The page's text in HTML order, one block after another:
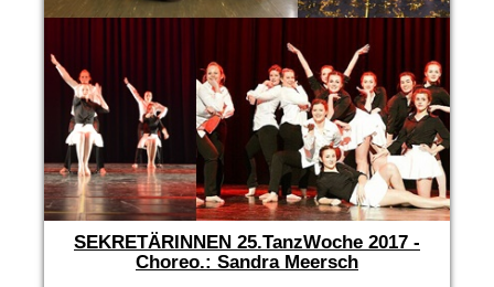
SEKRETÄRINNEN 25.TanzWoche 2017 -
Choreo.: Sandra Meersch